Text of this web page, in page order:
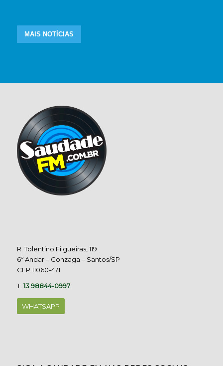
MAIS NOTÍCIAS
R. Tolentino Filgueiras, 119
6º Andar – Gonzaga – Santos/SP
CEP 11060-471
T.13 98844-0997
WHATSAPP